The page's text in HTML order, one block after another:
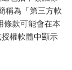
稱為「第三方軟
條款可能會在本
權軟體中顯示